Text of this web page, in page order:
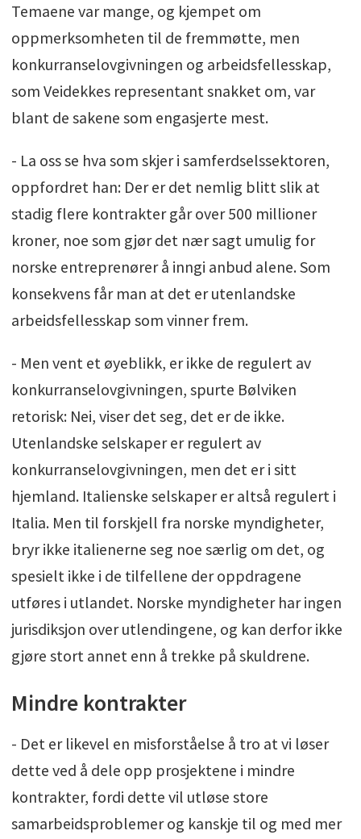
Temaene var mange, og kjempet om
oppmerksomheten til de fremmøtte, men
konkurranselovgivningen og arbeidsfellesskap,
som Veidekkes representant snakket om, var
blant de sakene som engasjerte mest.
- La oss se hva som skjer i samferdselssektoren,
oppfordret han: Der er det nemlig blitt slik at
stadig flere kontrakter går over 500 millioner
kroner, noe som gjør det nær sagt umulig for
norske entreprenører å inngi anbud alene. Som
konsekvens får man at det er utenlandske
arbeidsfellesskap som vinner frem.
- Men vent et øyeblikk, er ikke de regulert av
konkurranselovgivningen, spurte Bølviken
retorisk: Nei, viser det seg, det er de ikke.
Utenlandske selskaper er regulert av
konkurranselovgivningen, men det er i sitt
hjemland. Italienske selskaper er altså regulert i
Italia. Men til forskjell fra norske myndigheter,
bryr ikke italienerne seg noe særlig om det, og
spesielt ikke i de tilfellene der oppdragene
utføres i utlandet. Norske myndigheter har ingen
jurisdiksjon over utlendingene, og kan derfor ikke
gjøre stort annet enn å trekke på skuldrene.
Mindre kontrakter
- Det er likevel en misforståelse å tro at vi løser
dette ved å dele opp prosjektene i mindre
kontrakter, fordi dette vil utløse store
samarbeidsproblemer og kanskje til og med mer